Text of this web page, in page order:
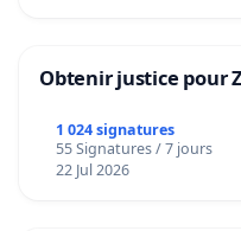
Obtenir justice pour
1 024 signatures
55 Signatures / 7 jours
22 Jul 2026